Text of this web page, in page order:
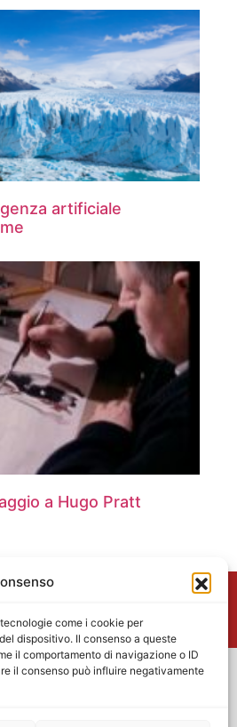
come i cookie per
dispositivo. Il consenso a queste
il comportamento di navigazione o ID
il consenso può influire negativamente
artificiale
a Hugo Pratt